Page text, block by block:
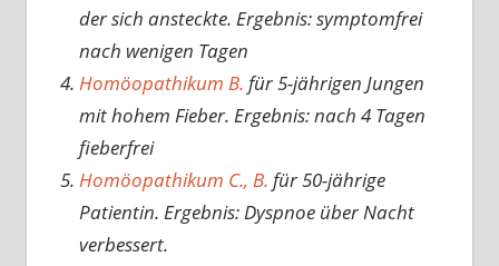
der sich ansteckte. Ergebnis: symptomfrei
nach wenigen Tagen
Homöopathikum B. für 5-jährigen Jungen
mit hohem Fieber. Ergebnis: nach 4 Tagen
fieberfrei
Homöopathikum C., B. für 50-jährige
Patientin. Ergebnis: Dyspnoe über Nacht
verbessert.